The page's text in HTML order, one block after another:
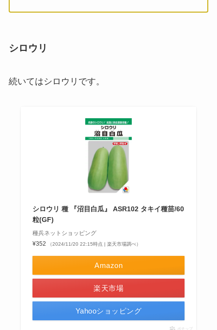
シロウリ
続いてはシロウリです。
シロウリ 種 『沼目白瓜』 ASR102 タキイ種苗/60
粒(GF)
種兵ネットショッピング
¥352
（2024/11/20 22:15時点 | 楽天市場調べ）
Amazon
楽天市場
Yahooショッピング
ポチップ